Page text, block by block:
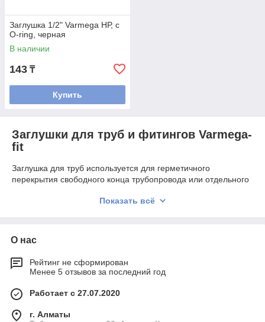
Заглушка 1/2" Varmega НР, с
O-ring, черная
В наличии
143 ₸
Купить
Заглушки для труб и фитингов Varmega-
fit
Заглушка для труб используется для герметичного
перекрытия свободного конца трубопровода или отдельного
монтаже отопления, холодного и горячего водоснабжения, а
предлагает заглушки Varmega для различных элементов
В каталоге представлены заглушки Varmega-fit диаметром 16
и 20 мм, а также резьбовая заглушка Varmega HP размером
позволяет подобрать подходящий вариант с учетом типа
соединения и параметров инженерной системы.
Показать всё
О нас
Рейтинг не сформирован
Менее 5 отзывов за последний год
Работает с 27.07.2020
г. Алматы